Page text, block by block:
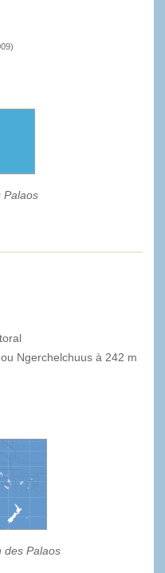
Palaos
Ngerchelchuus à 242 m
des Palaos